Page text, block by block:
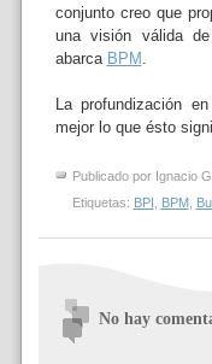
conjunto creo que
una visión válida
abarca BPM
La profundización
mejor lo que ésto
Publicado por Ignacio
Etiquetas: BPI BPM,
No hay